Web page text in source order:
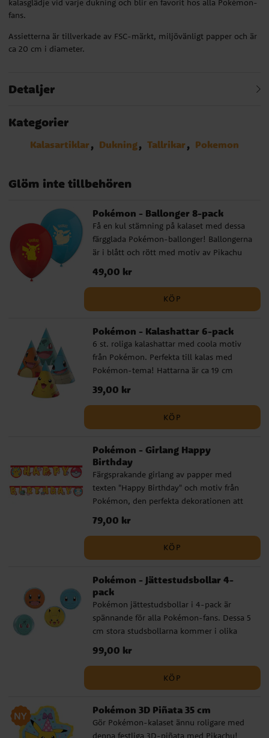
kalasglädje vid varje dukning och blir en favorit hos alla Pokémon-
fans.
Assietterna är tillverkade av FSC-märkt, miljövänligt papper och är
ca 20 cm i diameter.
Detaljer
Kategorier
Kalasartiklar Dukning Tallrikar Pokemon
Glöm inte tillbehören
Pokémon - Ballonger 8-pack
Få en kul stämning på kalaset med dessa
färgglada Pokémon-ballonger! Ballongerna
är i blått och rött med motiv av Pikachu
och Eevee. Ballongerna blir ca 30 cm i
diameter uppblåsta och kan fyllas med
både luft och helium. För enklare
uppblåsning rekommenderar vi att
Pris :49,00 kr
49,00 kr
KÖP
Pokémon - Kalashattar 6-pack
6 st. roliga kalashattar med coola motiv
från Pokémon. Perfekta till kalas med
Pokémon-tema! Hattarna är ca 19 cm
höga och hålls på plats med ett resårband.
Pris:39,00 kr
39,00 kr
KÖP
Pokémon - Girlang Happy
Birthday
Färgsprakande girlang av papper med
texten "Happy Birthday" och motiv från
Pokémon, den perfekta dekorationen att
ha till Pokémon-kalas. Girlangen är 2
meter lång.
Pris:79,00 kr
79,00 kr
KÖP
Pokémon - Jättestudsbollar 4-
pack
Pokémon jättestudsbollar i 4-pack är
spännande för alla Pokémon-fans. Dessa 5
cm stora studsbollarna kommer i olika
färger och designs. Att de är
genomskinliga och har motiv av kända
Pris :99,00 kr
99,00 kr
KÖP
Pokémon 3D Piñata 35 cm
Gör Pokémon-kalaset ännu roligare med